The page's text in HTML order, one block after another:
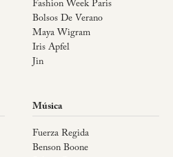
Fashion Week Paris
Bolsos De Verano
Maya Wigram
Iris Apfel
Jin
Música
Fuerza Regida
Benson Boone